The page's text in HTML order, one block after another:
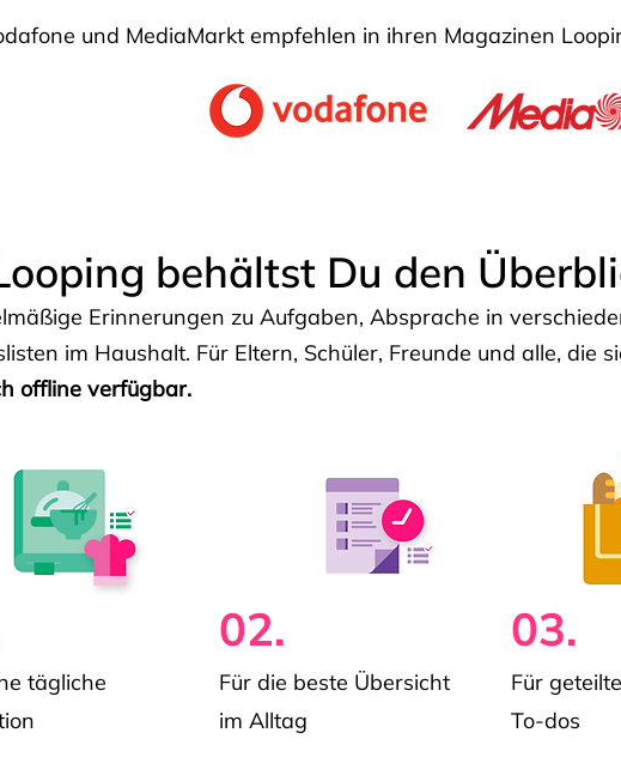
und MediaMarkt empfehlen in ihren Magazinen
behältst Du den
Erinnerungen zu Aufgaben, Absprache in
im Haushalt. Für Eltern, Schüler, Freunde und alle, die
offline verfügbar.
tägliche
02.
Für die beste Übersicht
im Alltag
03.
Für
To-dos